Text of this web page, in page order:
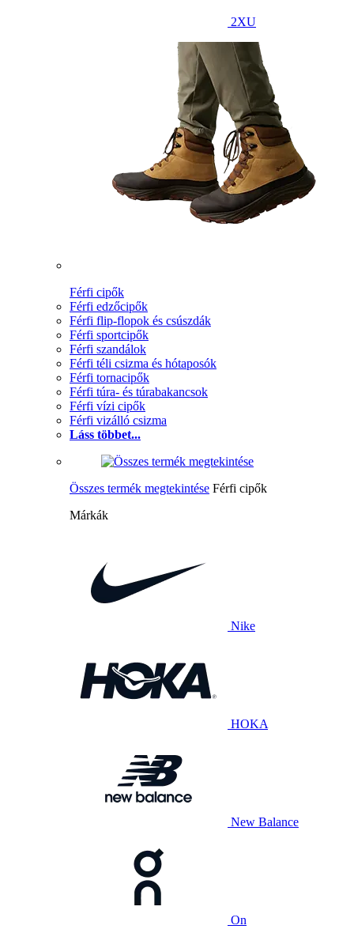
2XU
Férfi cipők
Férfi edzőcipők
Férfi flip-flopok és csúszdák
Férfi sportcipők
Férfi szandálok
Férfi téli csizma és hótaposók
Férfi tornacipők
Férfi túra- és túrabakancsok
Férfi vízi cipők
Férfi vizálló csizma
Láss többet...
Összes termék megtekintése Férfi cipők
Márkák
Nike
HOKA
New Balance
On